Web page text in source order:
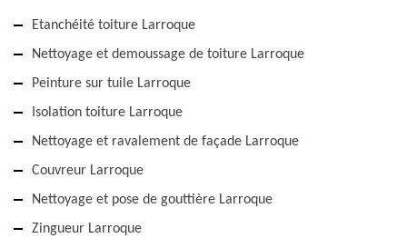
Etanchéité toiture Larroque
Nettoyage et demoussage de toiture Larroque
Peinture sur tuile Larroque
Isolation toiture Larroque
Nettoyage et ravalement de façade Larroque
Couvreur Larroque
Nettoyage et pose de gouttière Larroque
Zingueur Larroque